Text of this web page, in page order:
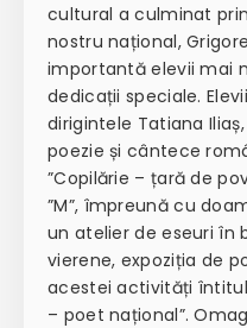
cultural a culminat
nostru național,
importantă elevii mai
dedicații speciale.
dirigintele Tatiana
poezie și cântece
”Copilărie – țară de
”M”, împreună cu
un atelier de eseuri în
vierene, expoziția de
acestei activități
– poet național”.